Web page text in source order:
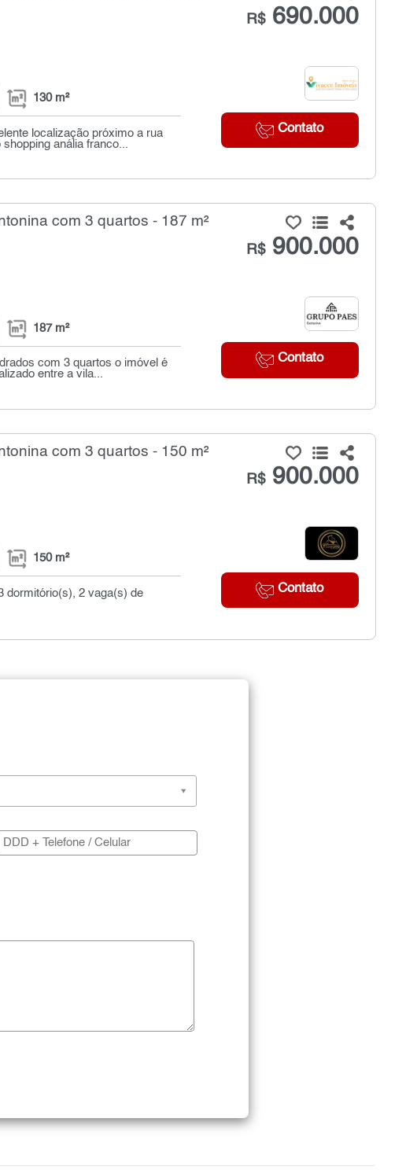
R$690.000
Contato
130 m²
localização próximo a rua
anália franco...
com 3 quartos - 187 m²
R$900.000
Contato
187 m²
com 3 quartos o imóvel é
entre a vila...
com 3 quartos - 150 m²
R$900.000
Contato
150 m²
dormitório(s), 2 vaga(s) de